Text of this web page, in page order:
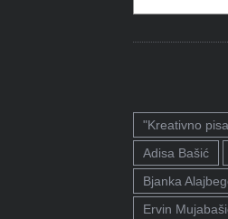
"Kreativno
Adisa Bašić
Bjanka
Ervin